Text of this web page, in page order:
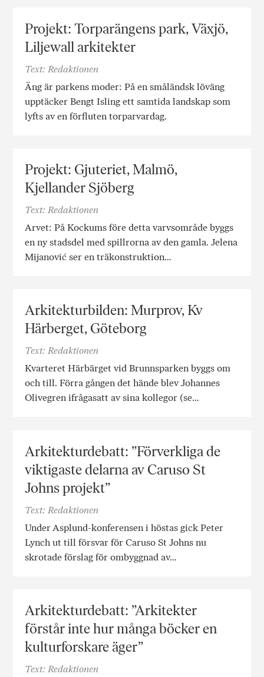
Projekt: Torparängens park, Växjö,
Liljewall arkitekter
Text: Redaktionen
Äng är parkens moder: På en småländsk löväng
upptäcker Bengt Isling ett samtida landskap som
lyfts av en förfluten torparvardag.
Projekt: Gjuteriet, Malmö,
Kjellander Sjöberg
Text: Redaktionen
Arvet: På Kockums före detta varvsområde byggs
en ny stadsdel med spillrorna av den gamla. Jelena
Mijanović ser en träkonstruktion…
Arkitekturbilden: Murprov, Kv
Härberget, Göteborg
Text: Redaktionen
Kvarteret Härbärget vid Brunnsparken byggs om
och till. Förra gången det hände blev Johannes
Olivegren ifrågasatt av sina kollegor (se…
Arkitekturdebatt: ”Förverkliga de
viktigaste delarna av Caruso St
Johns projekt”
Text: Redaktionen
Under Asplund-konferensen i höstas gick Peter
Lynch ut till försvar för Caruso St Johns nu
skrotade förslag för ombyggnad av…
Arkitekturdebatt: ”Arkitekter
förstår inte hur många böcker en
kulturforskare äger”
Text: Redaktionen